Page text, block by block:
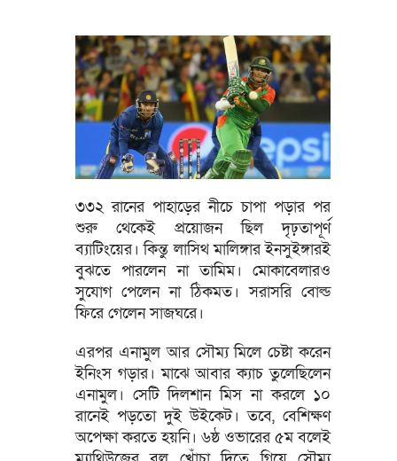
৩৩২ রানের পাহাড়ের নীচে চাপা পড়ার পর
শুরু থেকেই প্রয়োজন ছিল দৃঢ়তাপূর্ণ
ব্যাটিংয়ের। কিন্তু লাসিথ মালিঙ্গার ইনসুইঙ্গারই
বুঝতে পারলেন না তামিম। মোকাবেলারও
সুযোগ পেলেন না ঠিকমত। সরাসরি বোল্ড
ফিরে গেলেন সাজঘরে।
এরপর এনামুল আর সৌম্য মিলে চেষ্টা করেন
ইনিংস গড়ার। মাঝে আবার ক্যাচ তুলেছিলেন
এনামুল। সেটি দিলশান মিস না করলে ১০
রানেই পড়তো দুই উইকেট। তবে, বেশিক্ষণ
অপেক্ষা করতে হয়নি। ৬ষ্ঠ ওভারের ৫ম বলেই